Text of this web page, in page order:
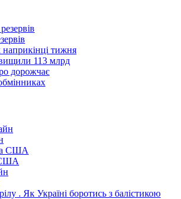
наприкінці тижня
113 млрд
дорожчає
США